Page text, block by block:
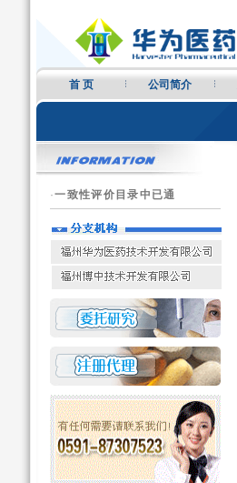
首 页 公司简介
·一致性评价目录中已通